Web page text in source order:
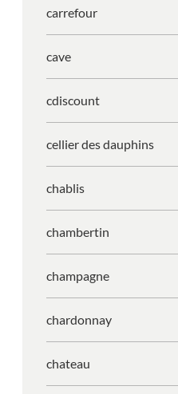
carrefour
cave
cdiscount
cellier des dauphins
chablis
chambertin
champagne
chardonnay
chateau